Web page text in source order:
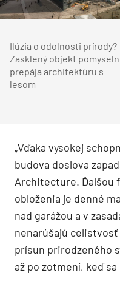
Ilúzia o odolnosti prírody?
Zasklený objekt
prepája architektúru s
lesom
„Vďaka vysokej
budova doslova
Architecture. Ďalšou
obloženia je denné
nad garážou a v
nenarúšajú
prísun prirodzeného
až po zotmení, keď